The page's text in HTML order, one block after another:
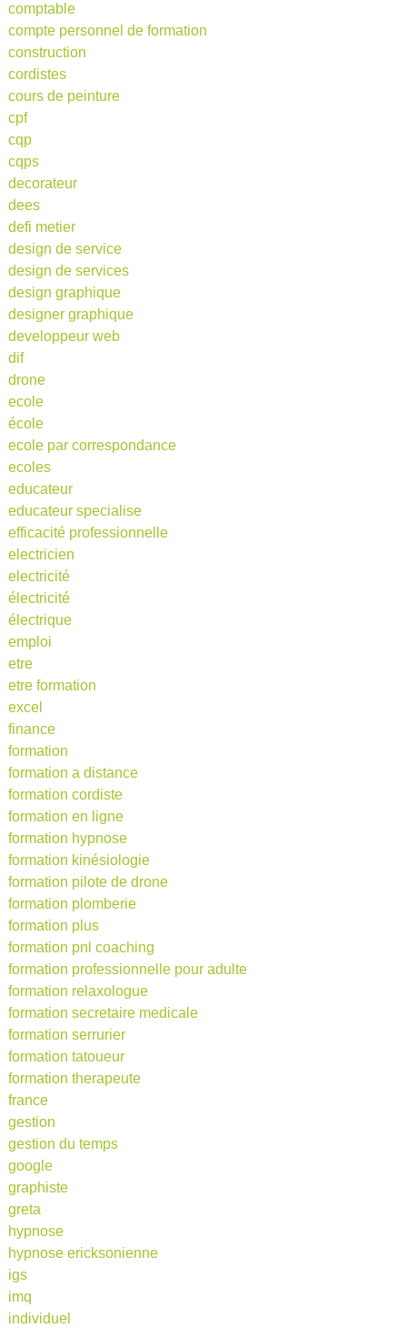
comptable
compte personnel de formation
construction
cordistes
cours de peinture
cpf
cqp
cqps
decorateur
dees
defi metier
design de service
design de services
design graphique
designer graphique
developpeur web
dif
drone
ecole
école
ecole par correspondance
ecoles
educateur
educateur specialise
efficacité professionnelle
electricien
electricité
électricité
électrique
emploi
etre
etre formation
excel
finance
formation
formation a distance
formation cordiste
formation en ligne
formation hypnose
formation kinésiologie
formation pilote de drone
formation plomberie
formation plus
formation pnl coaching
formation professionnelle pour adulte
formation relaxologue
formation secretaire medicale
formation serrurier
formation tatoueur
formation therapeute
france
gestion
gestion du temps
google
graphiste
greta
hypnose
hypnose ericksonienne
igs
imq
individuel